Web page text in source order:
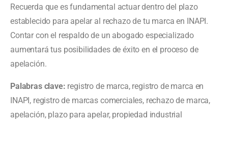
Recuerda que es fundamental actuar dentro del plazo
establecido para apelar al rechazo de tu marca en INAPI.
Contar con el respaldo de un abogado especializado
aumentará tus posibilidades de éxito en el proceso de
apelación.
Palabras clave: registro de marca, registro de marca en
INAPI, registro de marcas comerciales, rechazo de marca,
apelación, plazo para apelar, propiedad industrial